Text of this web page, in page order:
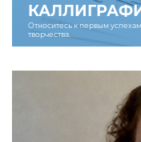
Относитесь к первым
творчества.